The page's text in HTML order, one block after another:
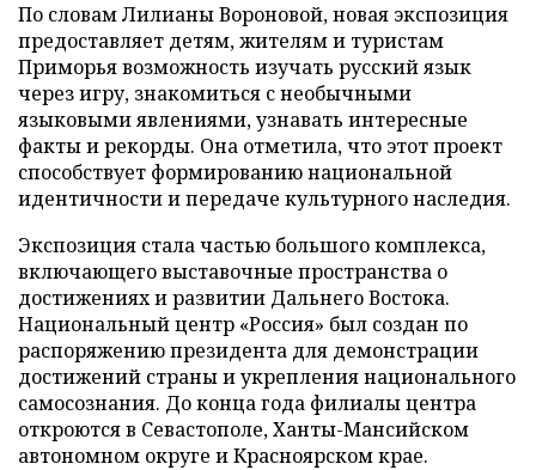
По словам Лилианы Вороновой, новая экспозиция
предоставляет детям, жителям и туристам
Приморья возможность изучать русский язык
через игру, знакомиться с необычными
языковыми явлениями, узнавать интересные
факты и рекорды. Она отметила, что этот проект
способствует формированию национальной
идентичности и передаче культурного наследия.
Экспозиция стала частью большого комплекса,
включающего выставочные пространства о
достижениях и развитии Дальнего Востока.
Национальный центр «Россия» был создан по
распоряжению президента для демонстрации
достижений страны и укрепления национального
самосознания. До конца года филиалы центра
откроются в Севастополе, Ханты-Мансийском
автономном округе и Красноярском крае.